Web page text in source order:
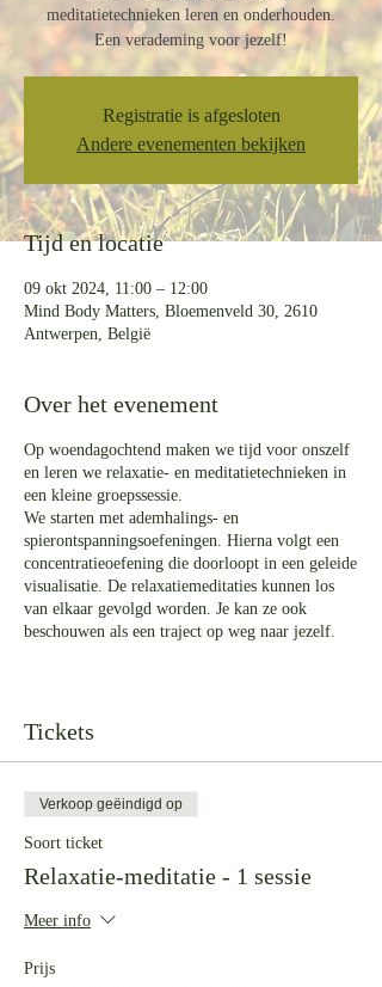
meditatietechnieken leren en onderhouden.
Een verademing voor jezelf!
Registratie is afgesloten
Andere evenementen bekijken
Tijd en locatie
09 okt 2024, 11:00 – 12:00
Mind Body Matters, Bloemenveld 30, 2610
Antwerpen, België
Over het evenement
Op woendagochtend maken we tijd voor onszelf
en leren we relaxatie- en meditatietechnieken in
een kleine groepssessie.
We starten met ademhalings- en
spierontspanningsoefeningen. Hierna volgt een
concentratieoefening die doorloopt in een geleide
visualisatie. De relaxatiemeditaties kunnen los
van elkaar gevolgd worden. Je kan ze ook
beschouwen als een traject op weg naar jezelf.
plaats in de praktijkruimte, dus plaatsen zijn
gemakkelijke kledij, warme sokken voor
comfort.
Els begeleidt deze meditaties vanuit haar
beleving staat centraal.
Bij het inschrijven kies je eerst of je voor een
beurtenkaart neemt.
Tickets
Verkoop geëindigd op
Soort ticket
Relaxatie-meditatie - 1 sessie
Meer info
Prijs